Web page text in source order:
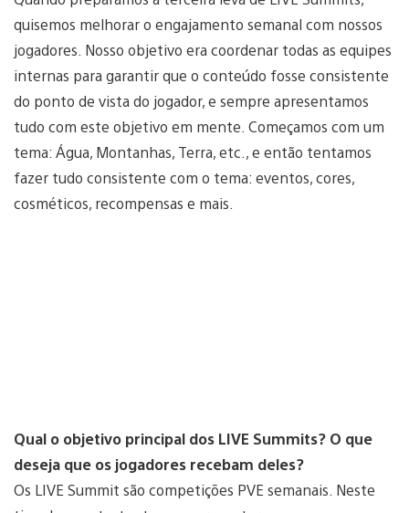
quisemos melhorar o engajamento semanal com nossos
jogadores. Nosso objetivo era coordenar todas as equipes
internas para garantir que o conteúdo fosse consistente
do ponto de vista do jogador, e sempre apresentamos
tudo com este objetivo em mente. Começamos com um
tema: Água, Montanhas, Terra, etc., e então tentamos
fazer tudo consistente com o tema: eventos, cores,
cosméticos, recompensas e mais.
Qual o objetivo principal dos LIVE Summits? O que
deseja que os jogadores recebam deles?
Os LIVE Summit são competições PVE semanais. Neste